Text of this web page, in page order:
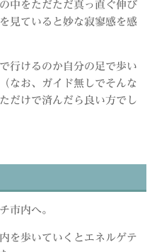
中をただただ真っ直ぐ伸び
見ていると妙な寂寥感を感
行けるのか自分の足で歩い
なお、ガイド無しでそんな
だけで済んだら良い方でし
市内へ。
を歩いていくとエネルゲテ